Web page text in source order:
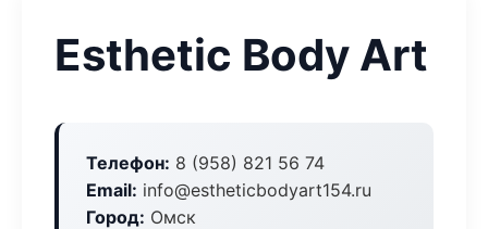
Esthetic Body Art
Телефон: 8 (958) 821 56 74
Email: info@estheticbodyart154.ru
Город: Омск